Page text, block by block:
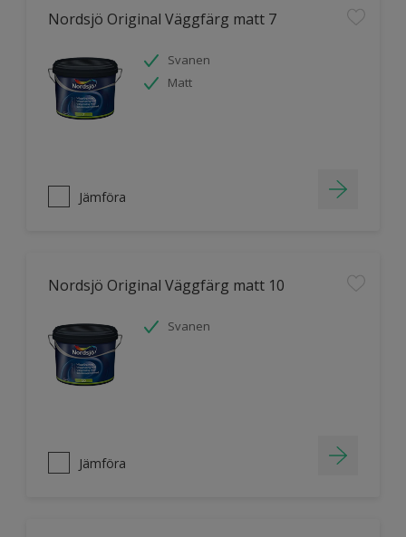
Nordsjö Original Väggfärg matt 7
Svanen
Matt
Jämföra
Nordsjö Original Väggfärg matt 10
Svanen
Jämföra